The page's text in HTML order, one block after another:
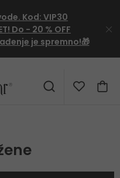
Kod:VIP30
Do - 20 % OFF
je spremno!🎁